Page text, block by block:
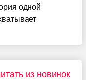
одной
из новинок